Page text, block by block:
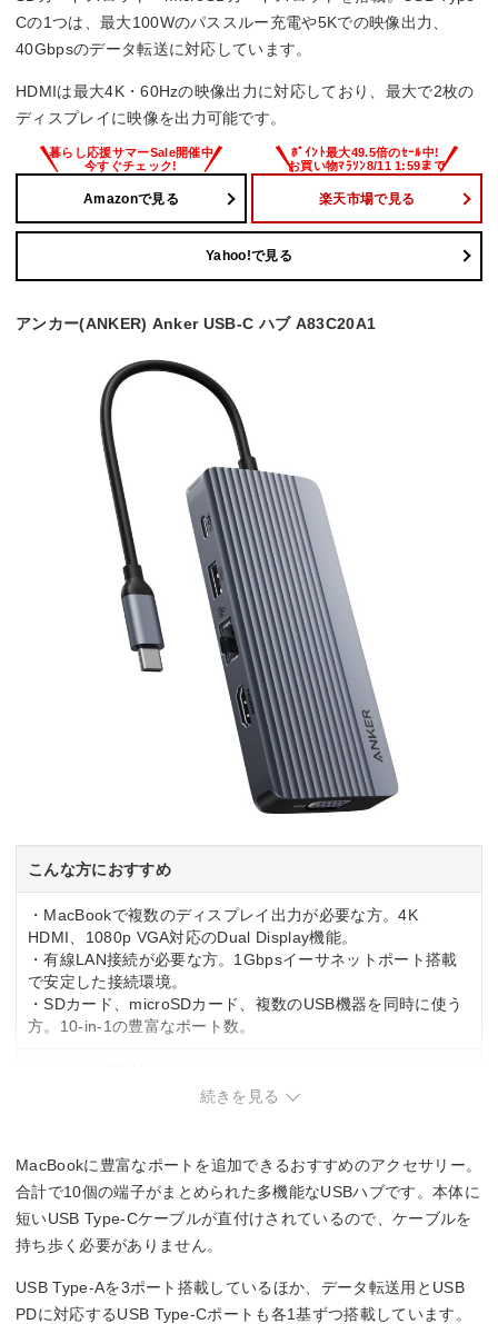
Cの1つは、最大100Wのパススルー充電や5Kでの映像出力、
40Gbpsのデータ転送に対応しています。
HDMIは最大4K・60Hzの映像出力に対応しており、最大で2枚の
ディスプレイに映像を出力可能です。
Amazonで見る 楽天市場で見る
Yahoo!で見る
アンカー(ANKER) Anker USB-C ハブ A83C20A1
こんな方におすすめ
・MacBookで複数のディスプレイ出力が必要な方。4K
HDMI、1080p VGA対応のDual Display機能。
・有線LAN接続が必要な方。1Gbpsイーサネットポート搭載
で安定した接続環境。
・SDカード、microSDカード、複数のUSB機器を同時に使う
方。10-in-1の豊富なポート数。
・シンプルな接続環境で済む方。ポート数が多く、必要な機
能が限定的な場合は過剰スペック。
続きを見る
MacBookに豊富なポートを追加できるおすすめのアクセサリー。
合計で10個の端子がまとめられた多機能なUSBハブです。本体に
短いUSB Type-Cケーブルが直付けされているので、ケーブルを
持ち歩く必要がありません。
USB Type-Aを3ポート搭載しているほか、データ転送用とUSB
PDに対応するUSB Type-Cポートも各1基ずつ搭載しています。